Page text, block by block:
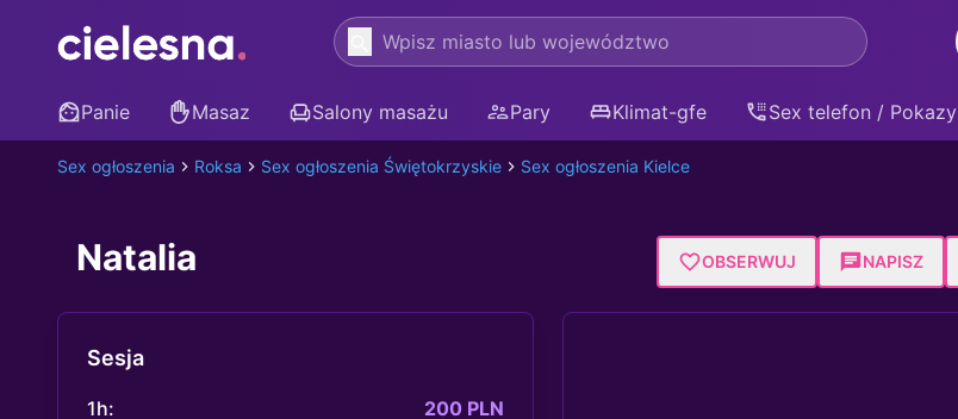
Panie Masaz Salony masażu Pary Klimat-gfe Sex telefon / Pokazy
Sex ogłoszenia Roksa Sex ogłoszenia Świętokrzyskie Sex ogłoszenia Kielce
Natalia OBSERWUJ NAPISZ
Sesja
1h:
200 PLN